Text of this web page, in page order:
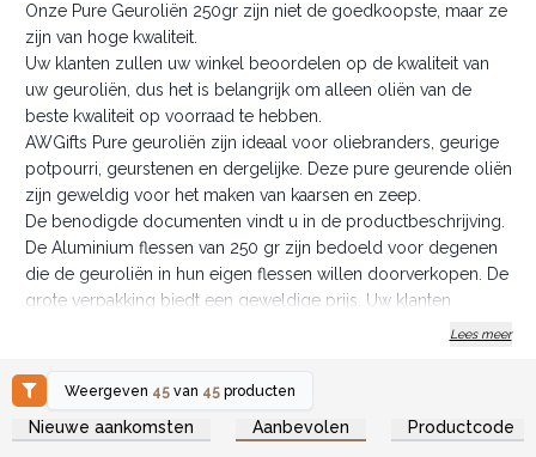
Onze Pure Geuroliën 250gr zijn niet de goedkoopste, maar ze
zijn van hoge kwaliteit.
Uw klanten zullen uw winkel beoordelen op de kwaliteit van
uw geuroliën, dus het is belangrijk om alleen oliën van de
beste kwaliteit op voorraad te hebben.
AWGifts Pure geuroliën zijn ideaal voor oliebranders, geurige
potpourri, geurstenen en dergelijke. Deze pure geurende oliën
zijn geweldig voor het maken van kaarsen en zeep.
De benodigde documenten vindt u in de productbeschrijving.
De Aluminium flessen van 250 gr zijn bedoeld voor degenen
die de geuroliën in hun eigen flessen willen doorverkopen. De
grote verpakking biedt een geweldige prijs. Uw klanten
van goede kwaliteit verkoopt.
Grote goedkopere verpakkingen van 250 gr geven u
voldoende ruimte voor hoge winst!
Lees meer
Weergeven 45 van 45 producten
Nieuwe aankomsten Aanbevolen Productcode
Log in of registreer u voor
groothandelsprijzen.
Log in of registreer u voor
groothandelsprijzen.